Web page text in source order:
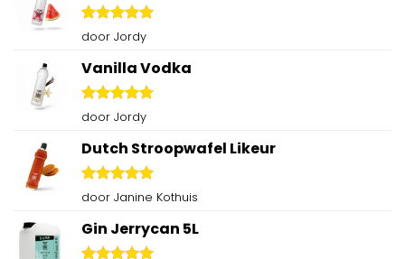
Gewaardeerd
door Jordy
Vanilla Vodka
Gewaardeerd
door Jordy
Dutch Stroopwafel Likeur
Gewaardeerd
door Janine Kothuis
Gin Jerrycan 5L